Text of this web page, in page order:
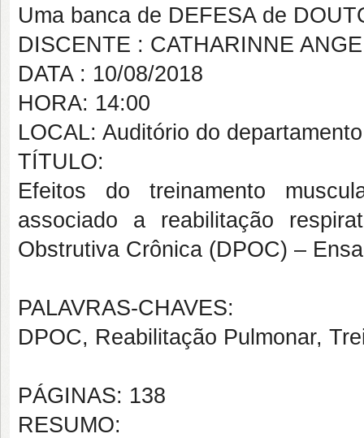
Uma banca de DEFESA de
DISCENTE : CATHARINNE
DATA : 10/08/2018
HORA: 14:00
LOCAL: Auditório do
TÍTULO:
Efeitos do treinamento
associado a reabilitação
Obstrutiva Crônica (DPOC) –
PALAVRAS-CHAVES:
DPOC, Reabilitação Pulmonar,
PÁGINAS: 138
RESUMO: